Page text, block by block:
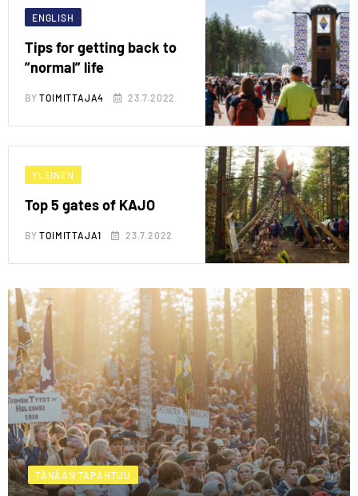
ENGLISH
Tips for getting back to
”normal” life
BYTOIMITTAJA4 23.7.2022
YLEINEN
Top 5 gates of KAJO
BYTOIMITTAJA1 23.7.2022
TÄNÄÄN TAPAHTUU